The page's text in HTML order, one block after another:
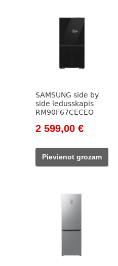
SAMSUNG side by
side ledusskapis
RM90F67CECEO
Original
was:
3
2 599,00 €Current
2
Pievienot grozam